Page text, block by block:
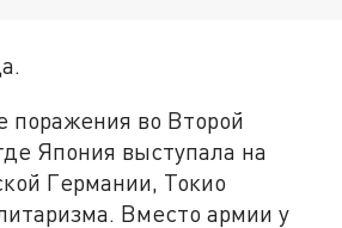
поражения во Второй
Япония выступала на
Германии, Токио
Вместо армии у